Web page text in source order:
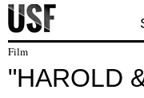
Film
"HAROLD